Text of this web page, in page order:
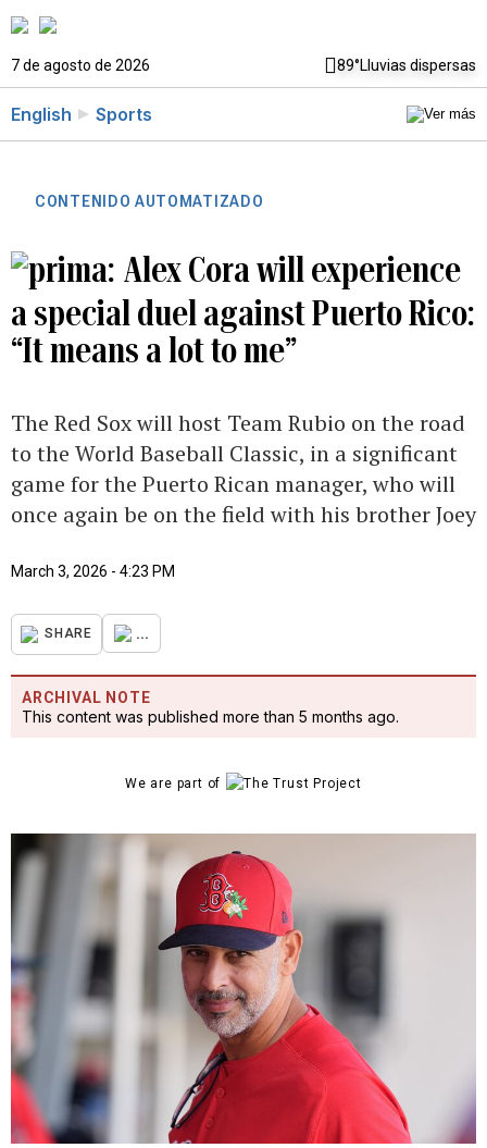
7 de agosto de 2026 89°Lluvias dispersas
English Sports
CONTENIDO AUTOMATIZADO
Alex Cora will experience
a special duel against Puerto Rico:
“It means a lot to me”
The Red Sox will host Team Rubio on the road
to the World Baseball Classic, in a significant
game for the Puerto Rican manager, who will
once again be on the field with his brother Joey
March 3, 2026 - 4:23 PM
SHARE ...
ARCHIVAL NOTE
This content was published more than 5 months ago.
We are part of